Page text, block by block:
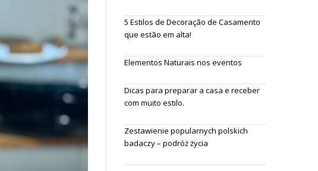
5 Estilos de Decoração de Casamento
que estão em alta!
Elementos Naturais nos eventos
Dicas para preparar a casa e receber
com muito estilo.
Zestawienie popularnych polskich
badaczy – podróż życia